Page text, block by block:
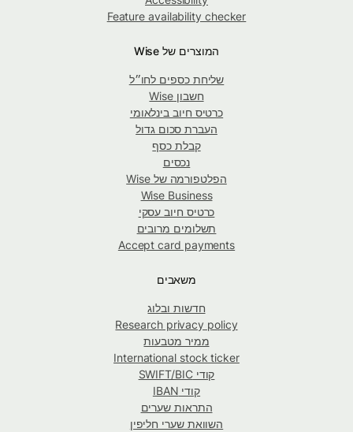
Feature availability checker
המוצרים של Wise
שליחת כספים לחו״ל
חשבון Wise
כרטיס חיוב בינלאומי
העברת סכום גדול
קבלת כסף
נכסים
הפלטפורמה של Wise
Wise Business
כרטיס חיוב עסקי
תשלומים מרובים
Accept card payments
משאבים
חדשות ובלוג
Research privacy policy
ממיר מטבעות
International stock ticker
קודי SWIFT/BIC
קודי IBAN
התראות שערים
השוואת שערי חליפין